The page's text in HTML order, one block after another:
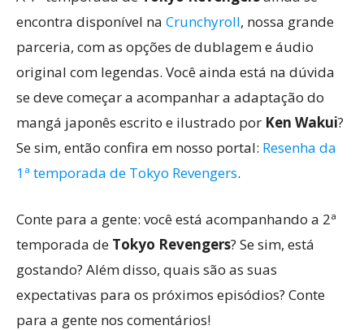
encontra disponível na Crunchyroll, nossa grande
parceria, com as opções de dublagem e áudio
original com legendas. Você ainda está na dúvida
se deve começar a acompanhar a adaptação do
mangá japonês escrito e ilustrado por Ken Wakui?
Se sim, então confira em nosso portal: Resenha da
1ª temporada de Tokyo Revengers.
Conte para a gente: você está acompanhando a 2ª
temporada de Tokyo Revengers? Se sim, está
gostando? Além disso, quais são as suas
expectativas para os próximos episódios? Conte
para a gente nos comentários!